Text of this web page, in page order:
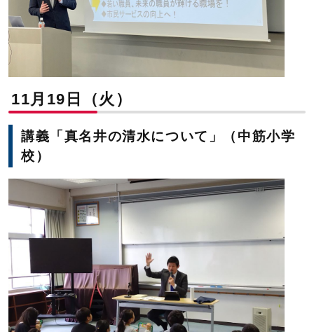
11月19日（火）
講義「真名井の清水について」（中筋小学
校）